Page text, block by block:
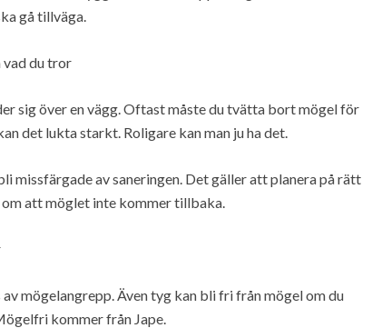
gå tillväga.
vad du tror
sig över en vägg. Oftast måste du tvätta bort mögel för
det lukta starkt. Roligare kan man ju ha det.
missfärgade av saneringen. Det gäller att planera på rätt
om att möglet inte kommer tillbaka.
mögelangrepp. Även tyg kan bli fri från mögel om du
kommer från Jape.